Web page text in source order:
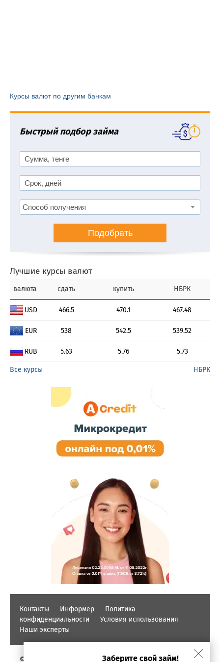
Курсы валют по другим банкам
Быстрый подбор займа
Подобрать
Лучшие курсы валют
валюта сдать купить НБРК
USD 466.5 470.1 467.48
EUR 538 542.5 539.52
RUB 5.63 5.76 5.73
Все курсы НБРК
Контакты Информер
Политика
конфиденциальности
Условия использования
Наши эксперты
© PROFINZ.KZ Заберите свой займ!